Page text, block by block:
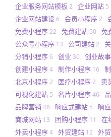
企业服务网站模板 2 企业网站 5
企业网站建设6 会员小程序2
免费小程序22 免费建站 50 免
公众号小程序 13 公司建站2
分销小程序6 创业 30 创业故事
创建小程序4 制作小程序 16
北京小程序2 医疗小程序2 卖
可视化建站 5 名片小程序46
品牌营销 48 响应式建站 5 响
商城网站 13 团购小程序 11 在
外卖小程序4 外贸建站 12 外